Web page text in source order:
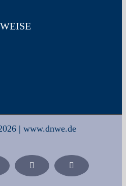
| www.dnwe.de
Xing LinkedIn